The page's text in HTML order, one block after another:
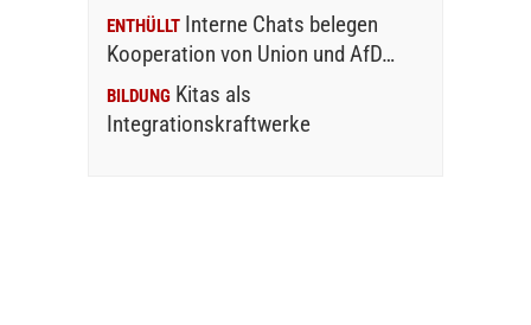
ENTHÜLLT Interne Chats belegen
Kooperation von Union und AfD…
BILDUNG Kitas als
Integrationskraftwerke